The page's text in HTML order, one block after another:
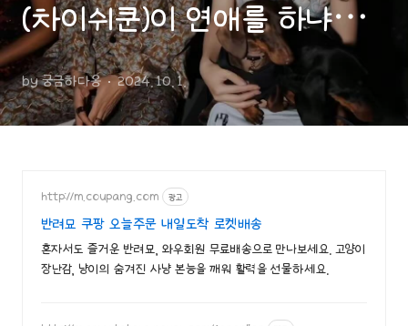
(차이쉬쿤)이 연애를 하냐고
요?;;
by 궁금하다옹 2024. 10. 1.
http://m.coupang.com 광고
반려묘 쿠팡 오늘주문 내일도착 로켓배송
혼자서도 즐거운 반려묘, 와우회원 무료배송으로 만나보세요. 고양이
장난감, 냥이의 숨겨진 사냥 본능을 깨워 활력을 선물하세요.